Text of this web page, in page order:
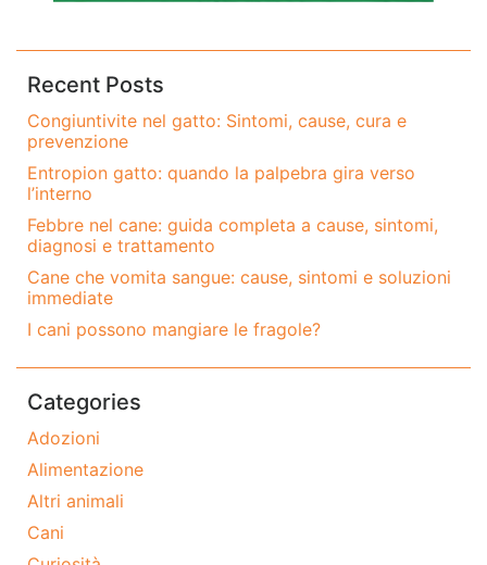
Recent Posts
Congiuntivite nel gatto: Sintomi, cause, cura e
prevenzione
Entropion gatto: quando la palpebra gira verso
l’interno
Febbre nel cane: guida completa a cause, sintomi,
diagnosi e trattamento
Cane che vomita sangue: cause, sintomi e soluzioni
immediate
I cani possono mangiare le fragole?
Categories
Adozioni
Alimentazione
Altri animali
Cani